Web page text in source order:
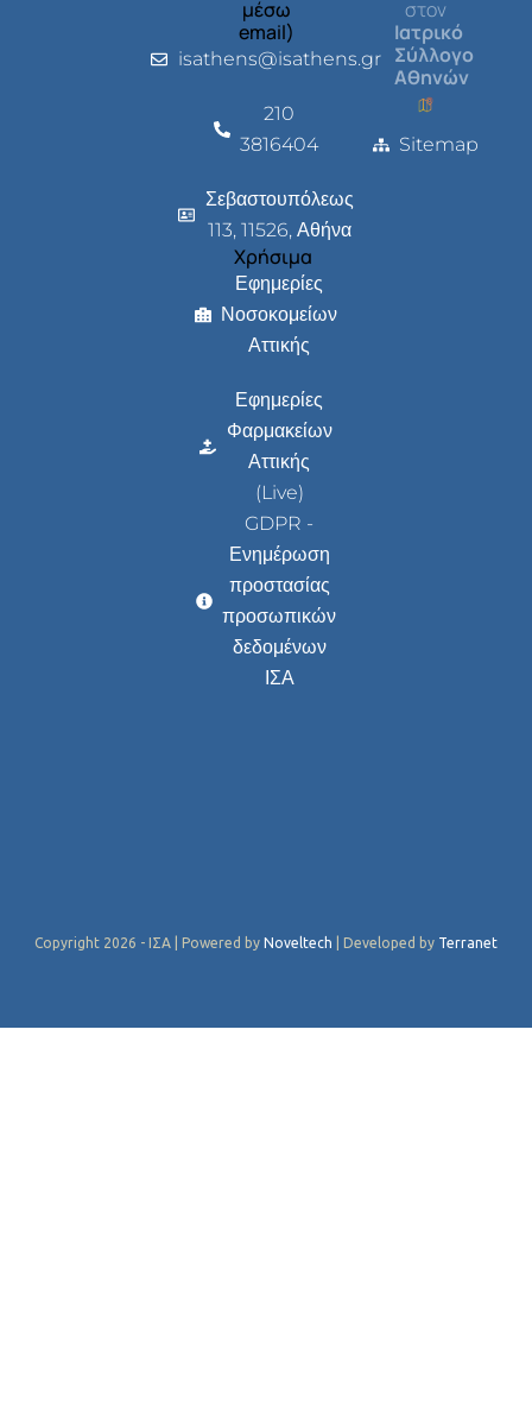
μέσω
email)
isathens@isathens.gr
210
3816404
Σεβαστουπόλεως
113, 11526, Αθήνα
Χρήσιμα
Εφημερίες
Νοσοκομείων
Αττικής
Εφημερίες
Φαρμακείων
Αττικής
(Live)
GDPR -
Ενημέρωση
προστασίας
προσωπικών
δεδομένων
ΙΣΑ
στον
Ιατρικό
Σύλλογο
Αθηνών
Sitemap
Copyright 2026 - ΙΣΑ | Powered by Noveltech | Developed by Terranet